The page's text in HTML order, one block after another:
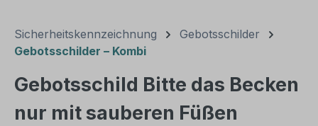
Sicherheitskennzeichnung
Gebotsschilder
Gebotsschilder – Kombi
Gebotsschild Bitte das Becken
nur mit sauberen Füßen